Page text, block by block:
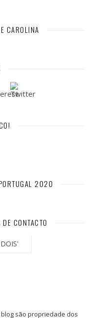
CAROLINA
2020
CONTACTO
são propriedade dos